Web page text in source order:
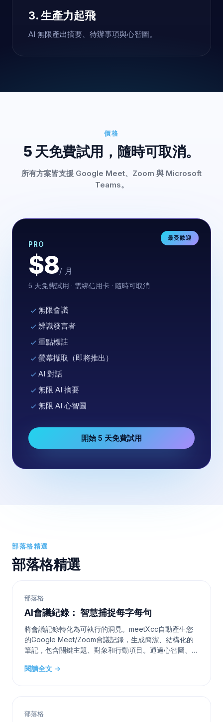
3. 生產力起飛
AI 無限產出摘要、待辦事項與心智圖。
價格
5 天免費試用，隨時可取消。
所有方案皆支援 Google Meet、Zoom 與 Microsoft
Teams。
最受歡迎
PRO
$8/ 月
5 天免費試用 · 需綁信用卡 · 隨時可取消
無限會議
辨識發言者
重點標註
螢幕擷取（即將推出）
AI 對話
無限 AI 摘要
無限 AI 心智圖
開始 5 天免費試用
部落格精選
部落格精選
部落格
AI會議紀錄： 智慧捕捉每字每句
將會議記錄轉化為可執行的洞見。meetXcc自動產生您
的Google Meet/Zoom會議記錄，生成簡潔、結構化的
筆記，包含關鍵主題、對象和行動項目。通過心智圖、及
介紹影片 智能會議助手 meetXcc 讓您的會議更高效 自
閱讀全文 →
部落格